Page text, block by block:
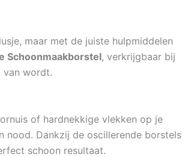
maar met de juiste hulpmiddelen
Schoonmaakborstel, verkrijgbaar bij
van wordt.
of hardnekkige vlekken op je
nood. Dankzij de oscillerende borstels
schoon resultaat.